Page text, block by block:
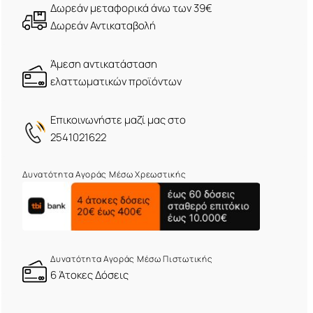
Δωρεάν μεταφορικά άνω των 39€
Δωρεάν Αντικαταβολή
Άμεση αντικατάσταση
ελαττωματικών προϊόντων
Eπικοινωνήστε μαζί μας στο
2541021622
Δυνατότητα Αγοράς Μέσω Χρεωστικής
Δυνατότητα Αγοράς Μέσω Πιστωτικής
6 Άτοκες Δόσεις